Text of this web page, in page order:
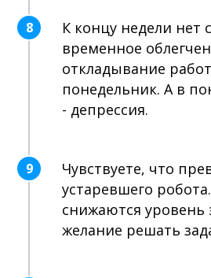
8
К концу недели нет
временное
откладывание
понедельник. А в
- депрессия.
9
Чувствуете, что
устаревшего
снижаются уровень
желание решать